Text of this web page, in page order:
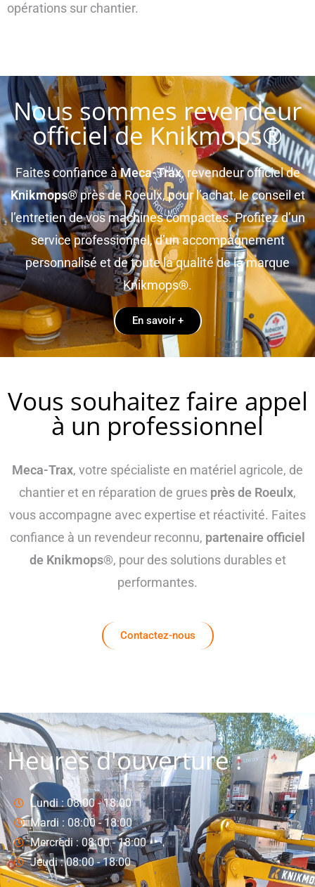
opérations sur chantier.
Nous sommes revendeur
officiel de Knikmops®
Faites confiance àMeca-Trax, revendeur officiel de
Knikmops®près de Roeulx, pour l’achat, le conseil et
l’entretien de vos machines compactes. Profitez d’un
service professionnel, d’un accompagnement
personnalisé et de toute la qualité de la marque
Knikmops®.
En savoir +
Vous souhaitez faire appel
à un professionnel
Meca-Trax, votre spécialiste en matériel agricole, de
chantier et en réparation de grues près de Roeulx,
vous accompagne avec expertise et réactivité. Faites
confiance à un revendeur reconnu, partenaire officiel
de Knikmops®, pour des solutions durables et
performantes.
Contactez-nous
Heures d'ouverture :
Lundi : 08:00 - 18:00
Mardi : 08:00 - 18:00
Mercredi : 08:00 - 18:00
Jeudi : 08:00 - 18:00